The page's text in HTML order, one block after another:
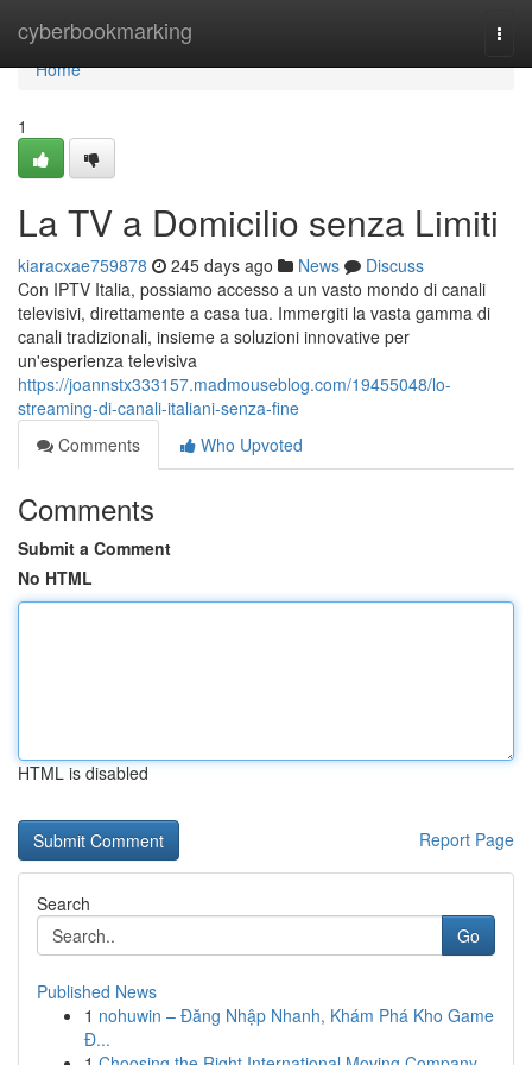
cyberbookmarking
Home
Home
1
La TV a Domicilio senza Limiti
kiaracxae759878 245 days ago News
Discuss
Con IPTV Italia, possiamo accesso a un vasto mondo di canali
televisivi, direttamente a casa tua. Immergiti la vasta gamma di
canali tradizionali, insieme a soluzioni innovative per
un'esperienza televisiva
https://joannstx333157.madmouseblog.com/19455048/lo-
streaming-di-canali-italiani-senza-fine
Comments
Who Upvoted
Comments
Submit a Comment
No HTML
HTML is disabled
Report Page
Search
Go
Published News
1 nohuwin – Đăng Nhập Nhanh, Khám Phá Kho Game
Đ...